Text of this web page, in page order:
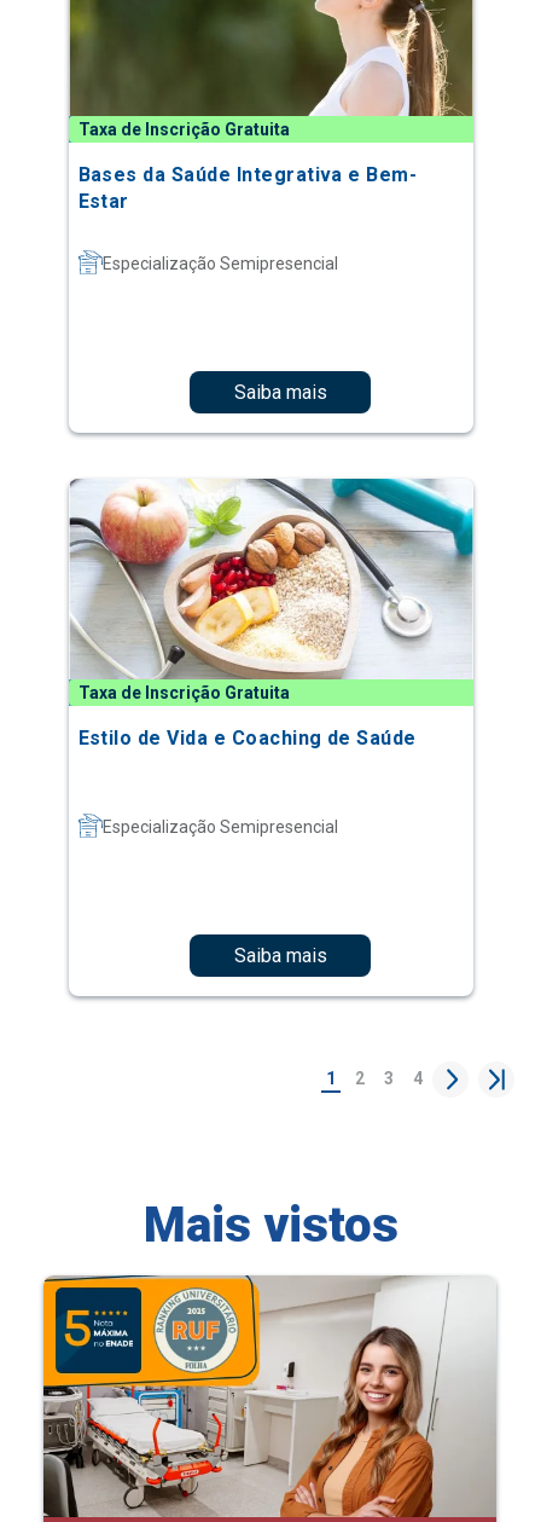
Taxa de Inscrição Gratuita
Bases da Saúde Integrativa e Bem-
Estar
Especialização Semipresencial
Saiba mais
Taxa de Inscrição Gratuita
Estilo de Vida e Coaching de Saúde
Especialização Semipresencial
Saiba mais
1 2 3 4
Mais vistos